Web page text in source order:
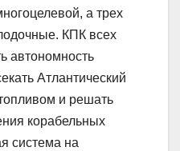
а трех
КПК всех
автономность
Атлантический
и решать
корабельных
система на